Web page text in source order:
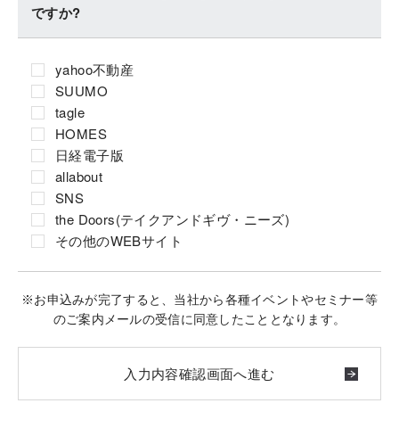
ですか?
yahoo不動産
SUUMO
tagle
HOMES
日経電子版
allabout
SNS
the Doors(テイクアンドギヴ・ニーズ)
その他のWEBサイト
※お申込みが完了すると、当社から各種イベントやセミナー等
のご案内メールの受信に同意したこととなります。